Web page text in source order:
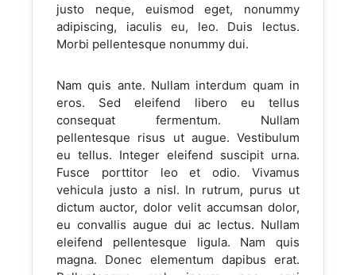
justo neque, euismod eget, nonummy
adipiscing, iaculis eu, leo. Duis lectus.
Morbi pellentesque nonummy dui.
Nam quis ante. Nullam interdum quam in
eros. Sed eleifend libero eu tellus
consequat fermentum. Nullam
pellentesque risus ut augue. Vestibulum
eu tellus. Integer eleifend suscipit urna.
Fusce porttitor leo et odio. Vivamus
vehicula justo a nisl. In rutrum, purus ut
dictum auctor, dolor velit accumsan dolor,
eu convallis augue dui ac lectus. Nullam
eleifend pellentesque ligula. Nam quis
magna. Donec elementum dapibus erat.